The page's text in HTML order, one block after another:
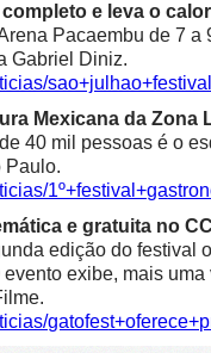
e leva o
Pacaembu de 7
Gabriel Diniz.
Mexicana da Zona
40 mil pessoas é o
Paulo.
e gratuita no
edição do
exibe, mais